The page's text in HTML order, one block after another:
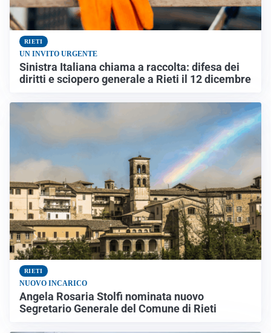
RIETI
UN INVITO URGENTE
Sinistra Italiana chiama a raccolta: difesa dei
diritti e sciopero generale a Rieti il 12 dicembre
RIETI
NUOVO INCARICO
Angela Rosaria Stolfi nominata nuovo
Segretario Generale del Comune di Rieti